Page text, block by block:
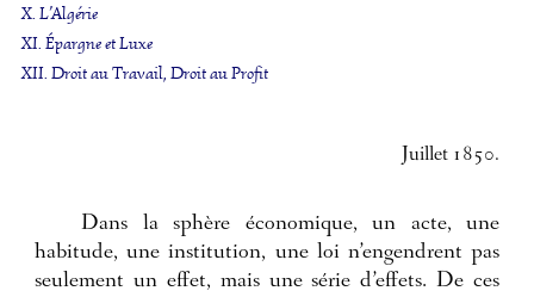
X. L’Algérie
XI. Épargne et Luxe
XII. Droit au Travail, Droit au Profit
Juillet 1850.
Dans la sphère économique, un acte, une
habitude, une institution, une loi n’engendrent pas
seulement un effet, mais une série d’effets. De ces